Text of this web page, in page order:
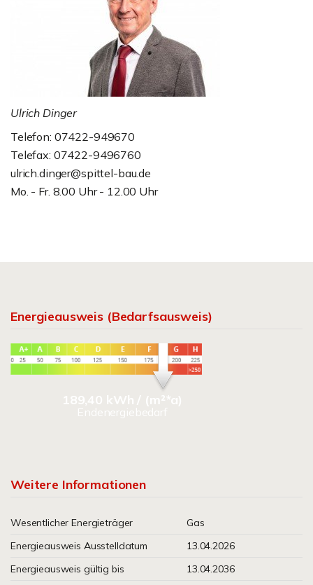
Ulrich Dinger
Telefon: 07422-949670
Telefax: 07422-9496760
ulrich.dinger@spittel-bau.de
Mo. - Fr. 8.00 Uhr - 12.00 Uhr
Energieausweis (Bedarfsausweis)
189,40 kWh / (m²*a)
Endenergiebedarf
Weitere Informationen
Wesentlicher Energieträger
Gas
Energieausweis Ausstelldatum
13.04.2026
Energieausweis gültig bis
13.04.2036